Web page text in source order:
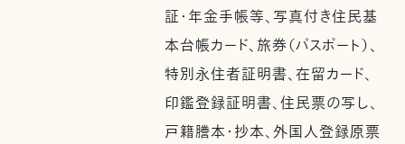
証・年金手帳等、写真付き住民基
本台帳カード、旅券（パスポート）、
特別永住者証明書、在留カード、
印鑑登録証明書、住民票の写し、
戸籍謄本・抄本、外国人登録原票